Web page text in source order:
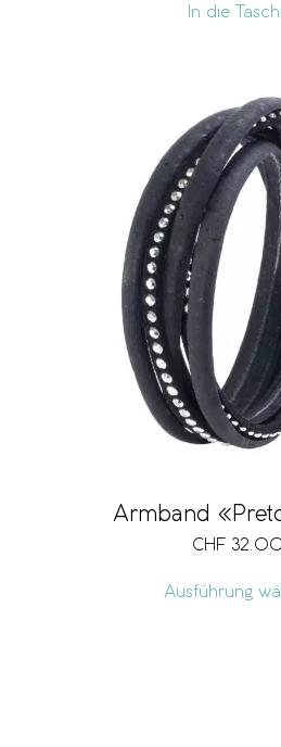
In die
Armband
CHF
Ausführung